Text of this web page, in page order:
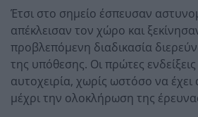
Έτσι στο σημείο έσπευσαν
απέκλεισαν τον χώρο και
προβλεπόμενη διαδικασία
της υπόθεσης. Οι πρώτες
αυτοχειρία, χωρίς ωστόσο να έχει
μέχρι την ολοκλήρωση της